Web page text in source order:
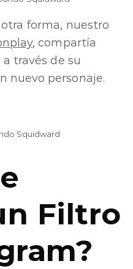
forma, nuestro
, compartía
través de su
nuevo personaje.
Squidward
Filtro